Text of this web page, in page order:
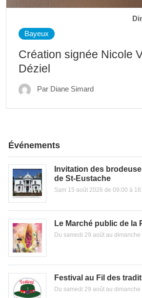
Bayeux
Création signée Nicole
Déziel
Par Diane Simard
Événements
Invitation des
de St-Eustache
Sam 15 août 2026 de 09:00 à
Le Marché public de la
Du samedi 29 août au
Festival au Fil des
Du samedi 29 août au